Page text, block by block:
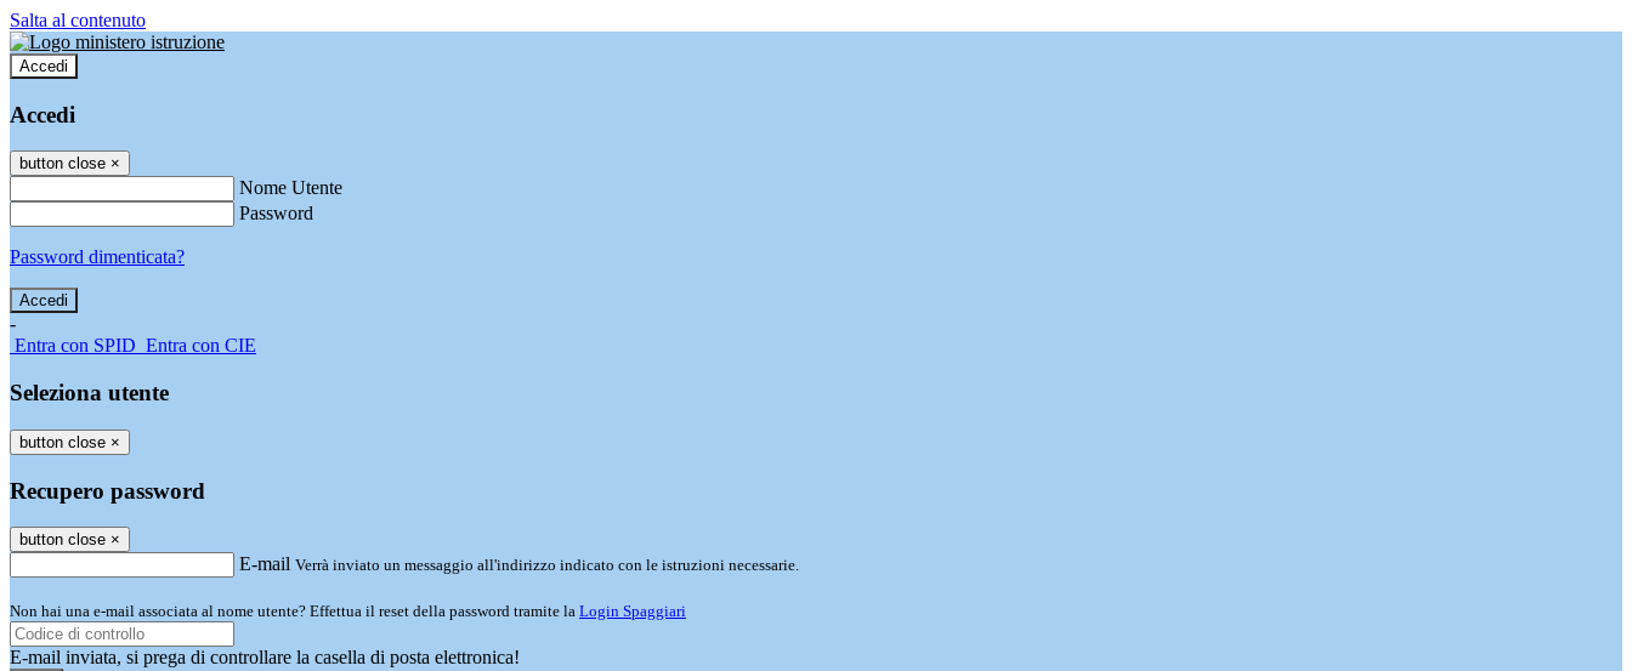
Salta al contenuto
Accedi
Accedi
button close ×
Nome Utente
Password
Password dimenticata?
-
Entra con SPID Entra con CIE
Seleziona utente
button close ×
Recupero password
button close ×
E-mail Verrà inviato un messaggio all'indirizzo indicato con le istruzioni necessarie.
Non hai una e-mail associata al nome utente? Effettua il reset della password tramite la Login Spaggiari
E-mail inviata, si prega di controllare la casella di posta elettronica!